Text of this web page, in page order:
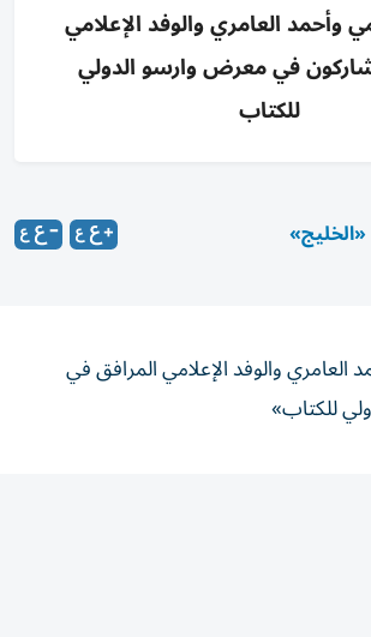
وأحمد العامري والوفد الإعلامي
في معرض وارسو الدولي
للكتاب
العامري والوفد الإعلامي المرافق في
للكتاب»